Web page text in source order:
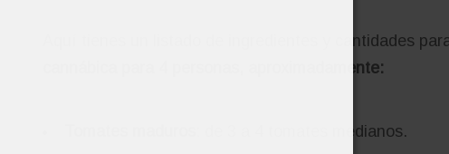
Aquí tienes un listado de ingredientes y cantidades
cannábica para 4 personas, aproximadamente:
: de 3 a 4 tomates medianos.